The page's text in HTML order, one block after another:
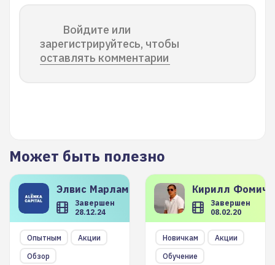
Войдите или
зарегистрируйтесь, чтобы
оставлять комментарии
Может быть полезно
Элвис Марламов
Завершен
28.12.24
Опытным
Акции
Обзор
Кирилл
Завершен
08.02.20
Новичкам
Акции
Обучение